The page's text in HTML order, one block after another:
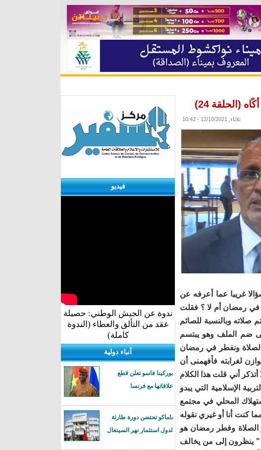
(الحلقة 24)
ثلاثاء, 12/10/2021 - 10:42
غريبا عما أعرفه عن
في رمضان أم لا ؟ فقلت
صلاته وبالنسبة للصائم
ضم الملف وهو يبتسم
الصلاة ونفطر في رمضان
لغرابته فأفهمنى أن
أتذكر أني قلت هذا الكلام
الإسلامية التي يبدو
المحلي في مجتمع
كنت أنا أو غيري نقوله
الصلاة وفطر رمضان هو
" ينظرون إلى من يخالف
فيديو
ندوة عن الجيش الوطني: حصيلة
عقد من التألق والعطاء (الندوة
كاملة)
أنباء دولية
بوركينا فاسو تعلن قطع
علاقاتها مع فرنسا
باماكو تحتضن دورة طارئة
لدول استثمار نهر السينغال